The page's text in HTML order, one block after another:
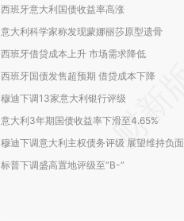
西班牙意大利国债收益率高涨
意大利科学家称发现蒙娜丽莎原型遗骨
西班牙借贷成本上升 市场需求降低
西班牙国债发售超预期 借贷成本下降
穆迪下调13家意大利银行评级
意大利3年期国债收益率下滑至4.65%
穆迪下调意大利主权债务评级 展望维持负面
标普下调盛高置地评级至“B-”